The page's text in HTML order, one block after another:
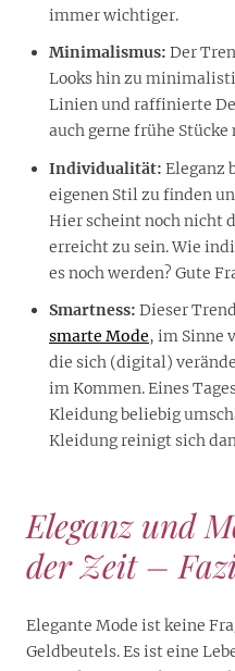
immer wichtiger.
Minimalismus: Der
Looks hin zu
Linien und raffinierte
auch gerne frühe
Individualität: Eleganz
eigenen Stil zu finden
Hier scheint noch nicht
erreicht zu sein. Wie
es noch werden? Gute
Smartness: Dieser
smarte Mode, im Sinne
die sich (digital)
im Kommen. Eines
Kleidung beliebig
Kleidung reinigt sich
Eleganz und
der Zeit –
Elegante Mode ist keine
Geldbeutels. Es ist eine